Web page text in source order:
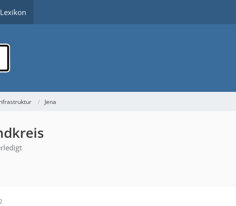
Lexikon
Jena